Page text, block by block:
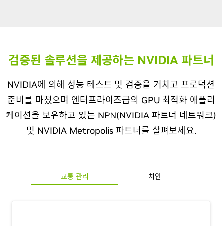
검증된 솔루션을 제공하는 NVIDIA 파트너
NVIDIA에 의해 성능 테스트 및 검증을 거치고 프로덕션
준비를 마쳤으며 엔터프라이즈급의 GPU 최적화 애플리
케이션을 보유하고 있는 NPN(NVIDIA 파트너 네트워크)
및 NVIDIA Metropolis 파트너를 살펴보세요.
교통 관리 치안